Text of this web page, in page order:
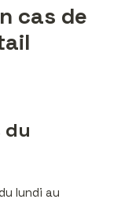
cas de
du
lundi au